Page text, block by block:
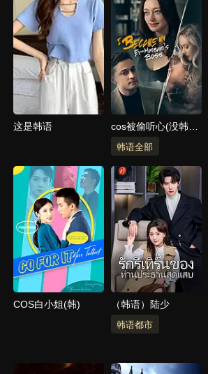
这是韩语
cos被偷听心(没韩国
标签)
韩语全部
COS白小姐(韩) （韩语）陆少
韩语都市